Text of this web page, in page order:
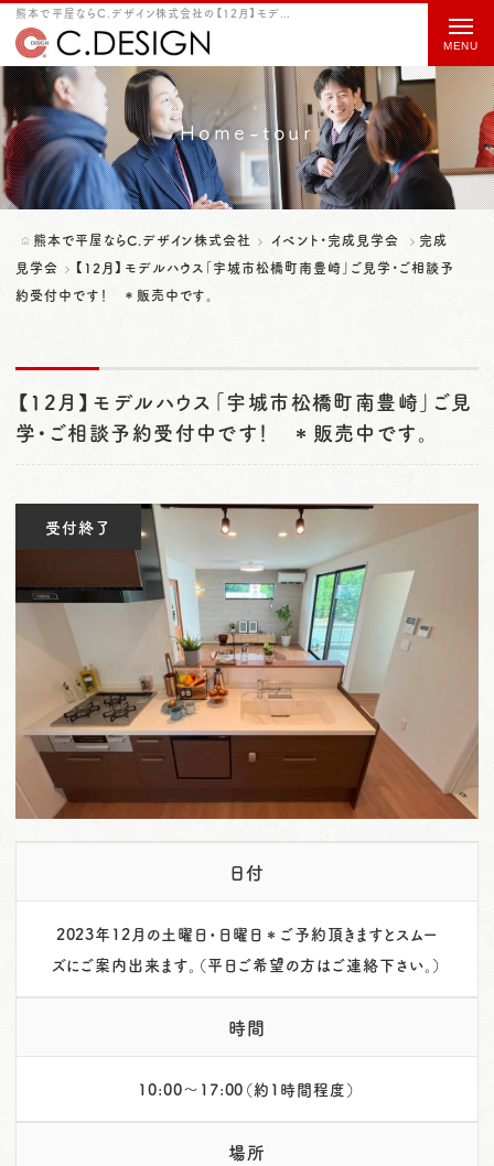
熊本で平屋ならC.デザイン株式会社の【12月】モデルハウス「宇城市松橋町南豊崎」ご見学・ご相談予約受付中です！ ＊販売中です。をご紹介
Home-tour
熊本で平屋ならC.デザイン株式会社 イベント・完成見学会
完成
見学会
【12月】モデルハウス「宇城市松橋町南豊崎」ご見学・ご相談予
約受付中です！ ＊販売中です。
【12月】モデルハウス「宇城市松橋町南豊崎」ご見
学・ご相談予約受付中です！ ＊販売中です。
受付終了
日付
2023年12月の土曜日・日曜日＊ご予約頂きますとスムー
ズにご案内出来ます。（平日ご希望の方はご連絡下さい。）
時間
10:00～17:00（約1時間程度）
場所
t
o
g
g
l
e
g
a